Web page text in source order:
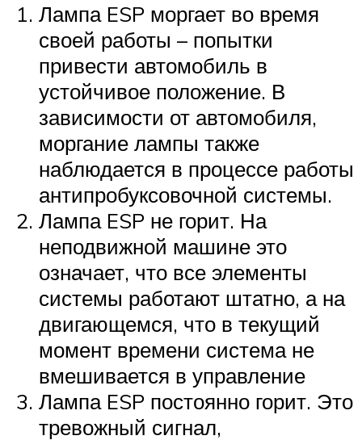
Лампа ESP моргает во время
своей работы – попытки
привести автомобиль в
устойчивое положение. В
зависимости от автомобиля,
моргание лампы также
наблюдается в процессе работы
антипробуксовочной системы.
Лампа ESP не горит. На
неподвижной машине это
означает, что все элементы
системы работают штатно, а на
двигающемся, что в текущий
момент времени система не
вмешивается в управление
Лампа ESP постоянно горит. Это
тревожный сигнал,